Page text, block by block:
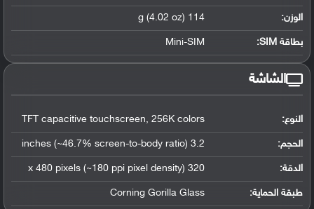
الوزن: 114 g (4.02 oz)
بطاقة SIM: Mini-SIM
الشاشة
النوع: TFT capacitive touchscreen, 256K colors
الحجم: 3.2 inches (~46.7% screen-to-body ratio)
الدقة: 320 x 480 pixels (~180 ppi pixel density)
طبقة الحماية: Corning Gorilla Glass